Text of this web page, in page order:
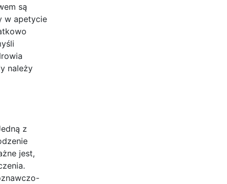
są
w apetycie
należy
z
jest,